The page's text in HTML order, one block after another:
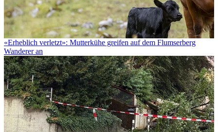
«Erheblich verletzt»: Mutterkühe greifen auf dem Flumserberg
Wanderer an